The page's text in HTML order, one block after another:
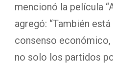
mencionó la película
agregó: “También
consenso económico,
no solo los partidos